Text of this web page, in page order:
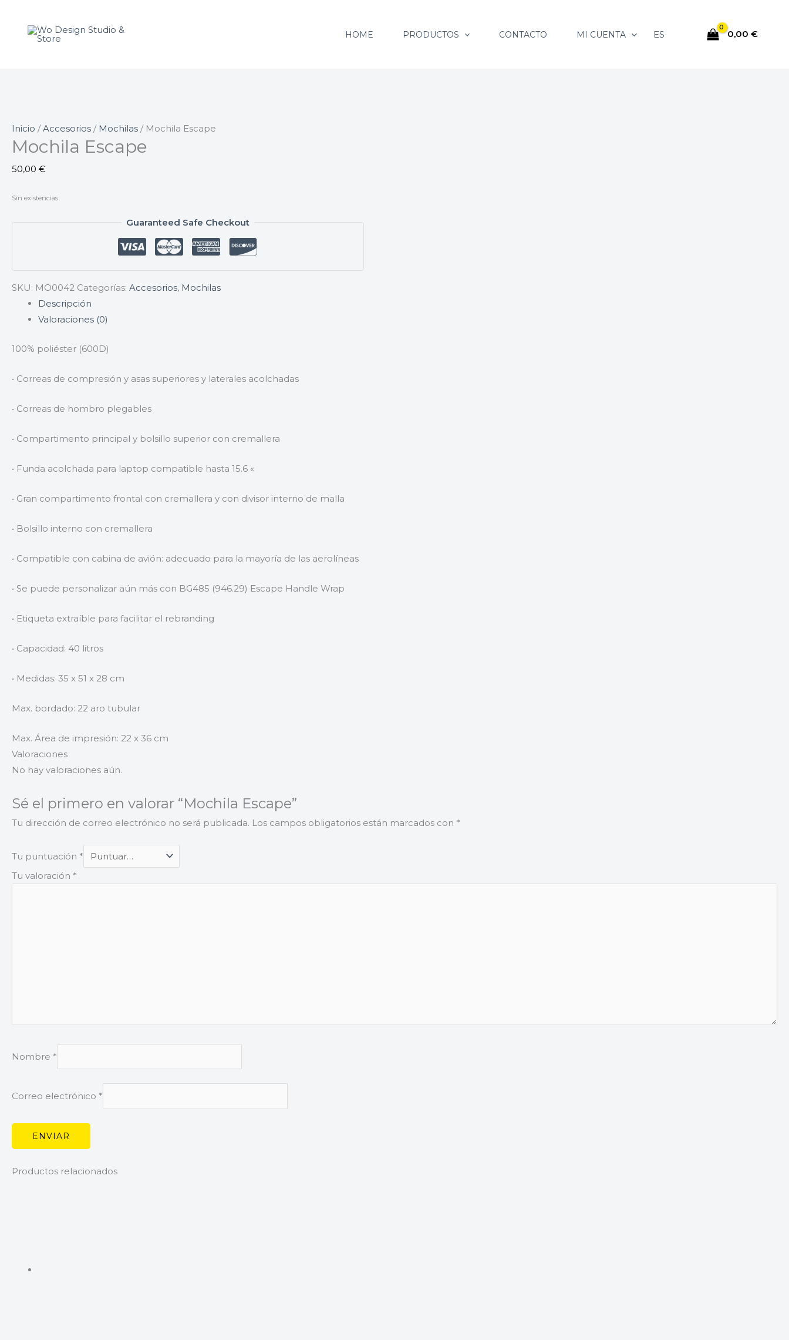
contenido
HOME PRODUCTOS CONTACTO MI CUENTA ES 0,00€
Inicio /Accesorios / Mochilas / Mochila Escape
Mochila Escape
50,00 €
Sin existencias
Guaranteed Safe Checkout
SKU: MO0042 Categorías: Accesorios, Mochilas
Descripción
Valoraciones (0)
100% poliéster (600D)
• Correas de compresión y asas superiores y laterales acolchadas
• Correas de hombro plegables
• Compartimento principal y bolsillo superior con cremallera
• Funda acolchada para laptop compatible hasta 15.6 «
• Gran compartimento frontal con cremallera y con divisor interno de malla
• Bolsillo interno con cremallera
• Compatible con cabina de avión: adecuado para la mayoría de las aerolíneas
• Se puede personalizar aún más con BG485 (946.29) Escape Handle Wrap
• Etiqueta extraíble para facilitar el rebranding
• Capacidad: 40 litros
• Medidas: 35 x 51 x 28 cm
Max. bordado: 22 aro tubular
Max. Área de impresión: 22 x 36 cm
Valoraciones
No hay valoraciones aún.
Sé el primero en valorar “Mochila Escape”
Tu dirección de correo electrónico no será publicada. Los campos obligatorios están marcados con *
Tu puntuación *
Tu valoración *
Nombre *
Correo electrónico *
Productos relacionados